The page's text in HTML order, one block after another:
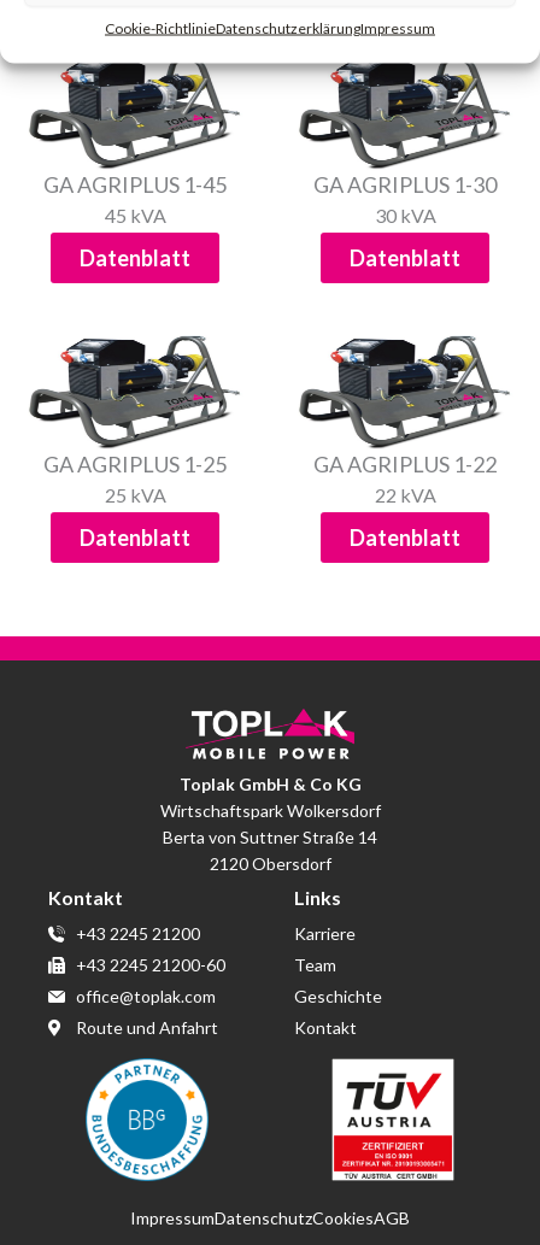
Cookie-RichtlinieDatenschutzerklärungImpressum
GA AGRIPLUS 1-45
45 kVA
Datenblatt
GA AGRIPLUS 1-30
30 kVA
Datenblatt
GA AGRIPLUS 1-25
25 kVA
Datenblatt
GA AGRIPLUS 1-22
22 kVA
Datenblatt
Toplak GmbH & Co KG
Wirtschaftspark Wolkersdorf
Berta von Suttner Straße 14
2120 Obersdorf
Kontakt
+43 2245 21200
+43 2245 21200-60
office@toplak.com
Route und Anfahrt
Links
Karriere
Team
Geschichte
Kontakt
ImpressumDatenschutzCookiesAGB